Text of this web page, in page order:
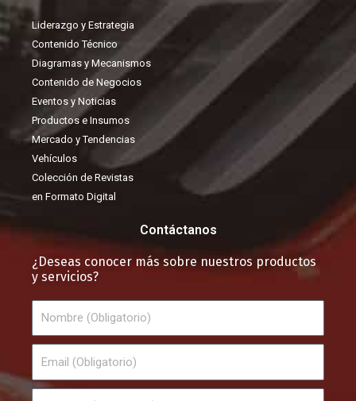
Liderazgo y Estrategia
Contenido Técnico
Diagramas y Mecanismos
Contenido de Negocios
Eventos y Noticias
Productos e Insumos
Mercado y Tendencias
Vehículos
Colección de Revistas
en Formato Digital
Contáctanos
¿Deseas conocer más sobre nuestros productos
y servicios?
Teléfono